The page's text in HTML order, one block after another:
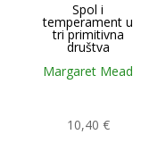
Spol i
temperament u
tri primitivna
društva
Margaret Mead
10,40 €